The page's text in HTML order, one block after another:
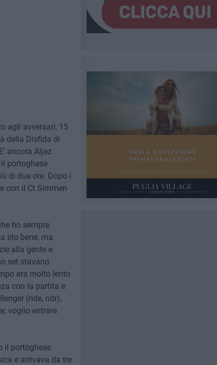
agli avversari, 15
della Disfida di
ancora Aljaz
portoghese
di due ore. Dopo i
con il Ct Simmen
ho sempre
sto bene, ma
alla gente e
set stavano
era molto lento
con la partita e
(ride, ndr),
voglio entrare
il portoghese
e arrivava da tre